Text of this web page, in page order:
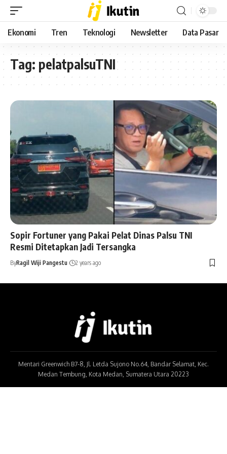
Ekonomi Tren Teknologi Newsletter Data Pasar
Tag: pelatpalsuTNI
Sopir Fortuner yang Pakai Pelat Dinas Palsu TNI
Resmi Ditetapkan Jadi Tersangka
ByRagil Wiji Pangestu 2 years ago
Mentari Greenwich B7-8, Jl. Letda Sujono No.64, Bandar Selamat, Kec.
Medan Tembung, Kota Medan, Sumatera Utara 20223